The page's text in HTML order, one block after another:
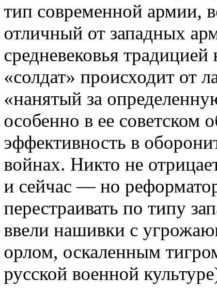
тип современной армии,
отличный от западных
средневековья
«солдат» происходит от
«нанятый за
особенно в ее советском
эффективность в
войнах. Никто не
и сейчас — но
перестраивать по типу
ввели нашивки с
орлом, оскаленным
русской военной